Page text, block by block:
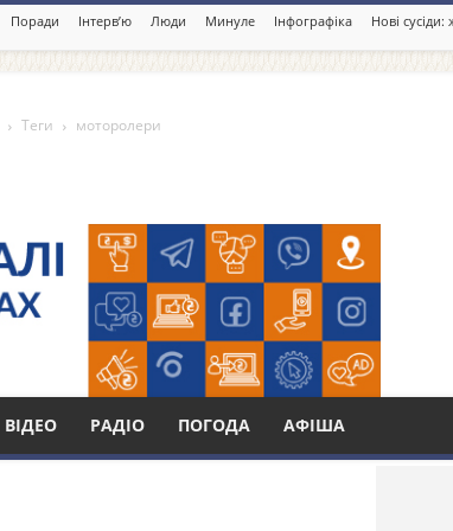
Поради Інтерв’ю Люди Минуле Інфографіка Нові
ВІДЕО РАДІО ПОГОДА АФІША
Теги моторолери